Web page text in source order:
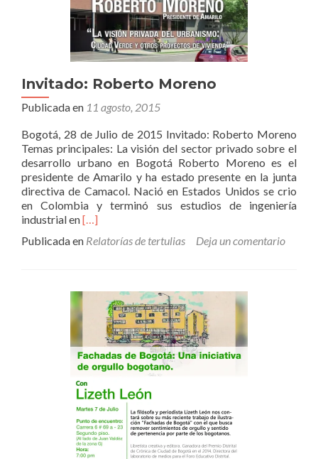
Invitado: Roberto Moreno
Publicada en 11 agosto, 2015
Bogotá, 28 de Julio de 2015 Invitado: Roberto Moreno
Temas principales: La visión del sector privado sobre el
desarrollo urbano en Bogotá Roberto Moreno es el
presidente de Amarilo y ha estado presente en la junta
directiva de Camacol. Nació en Estados Unidos se crio
en Colombia y terminó sus estudios de ingeniería
industrial enLeer
Roberto
[…]
Publicada en Relatorías de tertulias Deja un comentario